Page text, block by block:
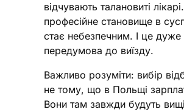
відчувають талановиті
професійне становище в
стає небезпечним. І це дуже
передумова до виїзду.
Важливо розуміти: вибір
не тому, що в Польщі
Вони там завжди будуть